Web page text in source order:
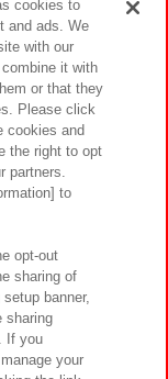
トポリシー
ィ方針と検証結果
問・お問い合わせ
cookies to
and ads. We
with our
it with
or that they
Please click
cookies and
the right to opt
partners.
to
opt-out
sharing of
banner,
sharing
If you
your